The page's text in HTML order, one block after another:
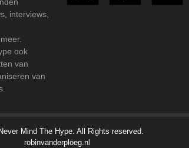
interviews,
ook
van
van
Mind The Hype. All Rights reserved.
robinvanderploeg.nl